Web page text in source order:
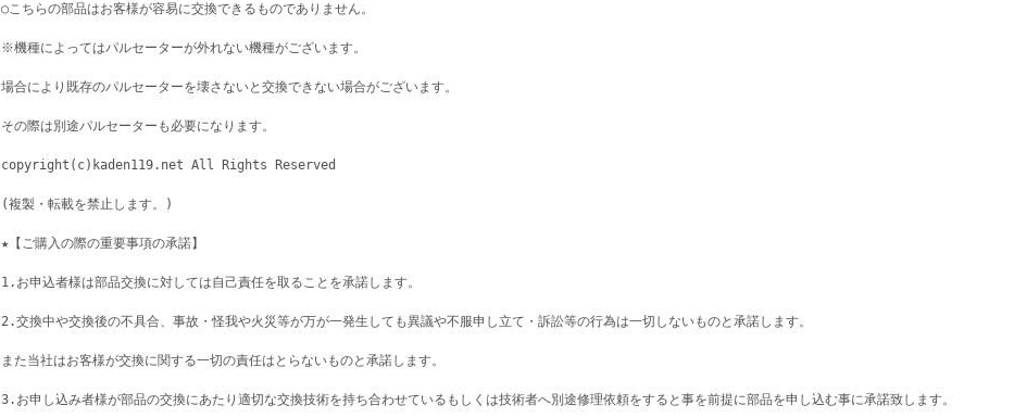
○こちらの部品はお客様が容易に交換できるものでありません。
※機種によってはパルセーターが外れない機種がございます。
場合により既存のパルセーターを壊さないと交換できない場合がございます。
その際は別途パルセーターも必要になります。
copyright(c)kaden119.net All Rights Reserved
(複製・転載を禁止します。)
★【ご購入の際の重要事項の承諾】
1.お申込者様は部品交換に対しては自己責任を取ることを承諾します。
2.交換中や交換後の不具合、事故・怪我や火災等が万が一発生しても異議や不服申し立て・訴訟等の行為は一切しないものと承諾します。
また当社はお客様が交換に関する一切の責任はとらないものと承諾します。
3.お申し込み者様が部品の交換にあたり適切な交換技術を持ち合わせているもしくは技術者へ別途修理依頼をすると事を前提に部品を申し込む事に承諾致します。